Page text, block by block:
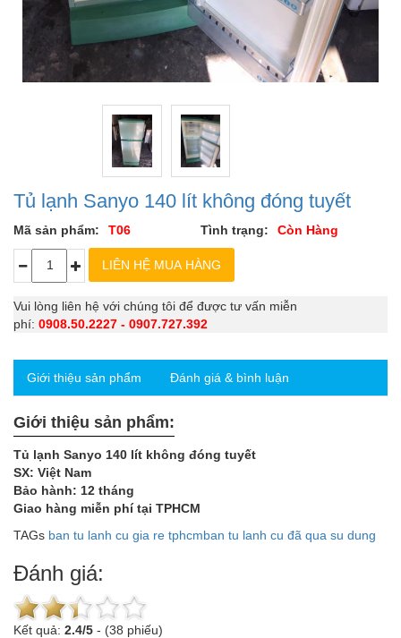
Tủ lạnh Sanyo 140 lít không đóng tuyết
Mã sản phẩm: T06 Tình trạng: Còn Hàng
Vui lòng liên hệ với chúng tôi để được tư vấn miễn
phí: 0908.50.2227 - 0907.727.392
Giới thiệu sản phẩm Đánh giá & bình luận
Giới thiệu sản phẩm:
Tủ lạnh Sanyo 140 lít không đóng tuyết
SX: Việt Nam
Bảo hành: 12 tháng
Giao hàng miễn phí tại TPHCM
TAGs ban tu lanh cu gia re tphcmban tu lanh cu đã qua su dung
Đánh giá:
Kết quả: 2.4/5 - (38 phiếu)